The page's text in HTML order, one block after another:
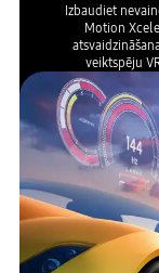
Izbaudiet
Motion
veiktspēju